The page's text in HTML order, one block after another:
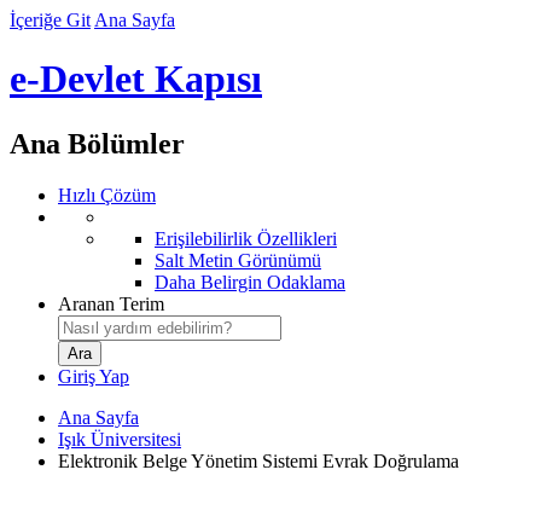
İçeriğe Git Ana Sayfa
e-Devlet Kapısı
Ana Bölümler
Hızlı Çözüm
Erişilebilirlik Özellikleri
Salt Metin Görünümü
Daha Belirgin Odaklama
Aranan Terim
Giriş Yap
Ana Sayfa
Işık Üniversitesi
Elektronik Belge Yönetim Sistemi Evrak Doğrulama